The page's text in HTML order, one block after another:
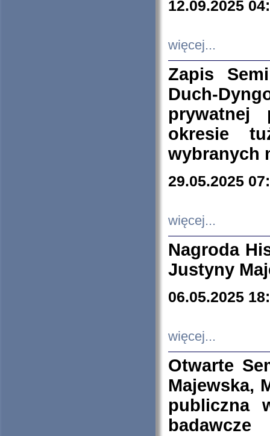
12.09.2025
więcej...
Zapis
Duch-
prywatnej
okresie
wybranych
29.05.2025
więcej...
Nagroda
Justyny
06.05.2025
więcej...
Otwarte
Majewska,
publiczna
badawcze